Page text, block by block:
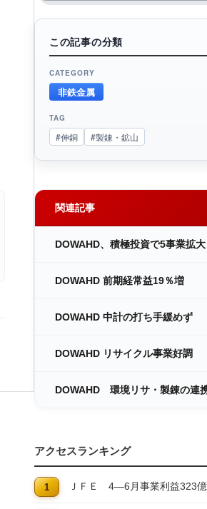
この記事の分類
CATEGORY
非鉄金属
TAG
#伸銅 #製錬・鉱山
関連記事
DOWAHD、積極投資で5事業拡大
DOWAHD 前期経常益19％増
DOWAHD 中計の打ち手緩めず
DOWAHD リサイクル事業好調
DOWAHD 環境リサ・製錬の連
アクセスランキング
ＪＦＥ 4―6月事業利益323